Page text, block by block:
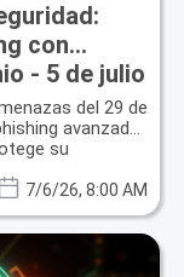
con
- 5 de julio
del 29 de
avanzado.
su
7/6/26, 8:00 AM